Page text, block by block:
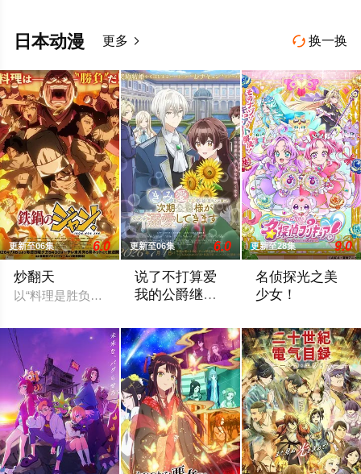
 换一换
日本动漫 更多 
更新至06集 6.0
炒翻天
以“料理是胜负”为信念、“中国菜霸王”秋山阶一郎的孙子秋山酱
更新至06集 6.0
说了不打算爱
我的公爵继承
对我宠爱有加
更新至28集 9.0
名侦探光之美
少女！